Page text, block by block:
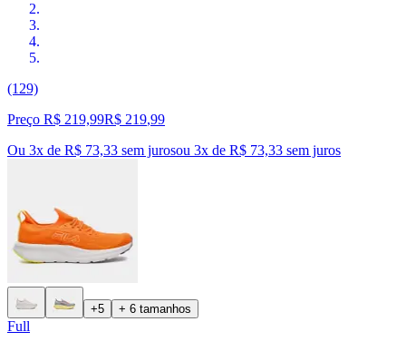
(129)
Preço R$ 219,99R$ 219,99
Ou 3x de R$ 73,33 sem jurosou 3x de R$ 73,33 sem juros
+5 + 6 tamanhos
Full